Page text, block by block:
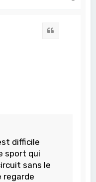
difficile
sport qui
sans le
regarde